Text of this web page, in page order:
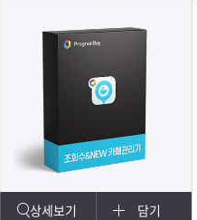
상세보기 담기